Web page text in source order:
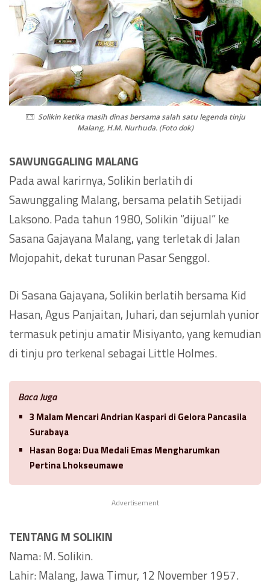
Solikin ketika masih dinas bersama salah satu legenda tinju
Malang, H.M. Nurhuda. (Foto dok)
SAWUNGGALING MALANG
Pada awal karirnya, Solikin berlatih di
Sawunggaling Malang, bersama pelatih Setijadi
Laksono. Pada tahun 1980, Solikin “dijual” ke
Sasana Gajayana Malang, yang terletak di Jalan
Mojopahit, dekat turunan Pasar Senggol.
Di Sasana Gajayana, Solikin berlatih bersama Kid
Hasan, Agus Panjaitan, Juhari, dan sejumlah yunior
termasuk petinju amatir Misiyanto, yang kemudian
di tinju pro terkenal sebagai Little Holmes.
Baca Juga
3 Malam Mencari Andrian Kaspari di Gelora Pancasila
Surabaya
Hasan Boga: Dua Medali Emas Mengharumkan
Pertina Lhokseumawe
Advertisement
TENTANG M SOLIKIN
Nama: M. Solikin.
Lahir: Malang, Jawa Timur, 12 November 1957.